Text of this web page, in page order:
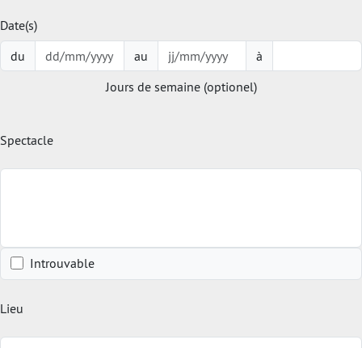
Date(s)
du
au
à
Jours de semaine (optionel)
Spectacle
Introuvable
Lieu